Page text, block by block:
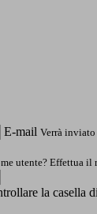
E-mail Verrà
utente? Effettua il
la casella